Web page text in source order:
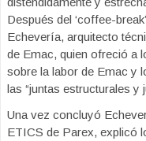
Después del ‘coffee-
Echevería, arquitecto
de Emac, quien ofreció a
sobre la labor de Emac y
las “juntas estructurales y
Una vez concluyó
ETICS de Parex, explicó